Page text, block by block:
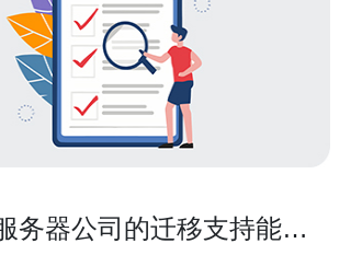
务器公司的迁移支持能力